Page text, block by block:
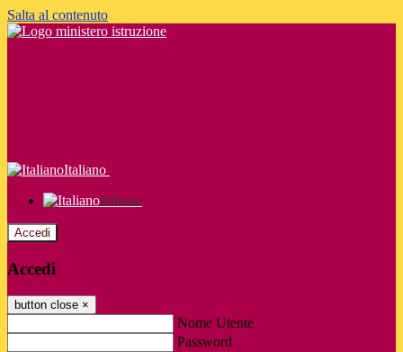
Salta al contenuto
Italiano
Italiano
Accedi
Accedi
button close ×
Nome Utente
Password